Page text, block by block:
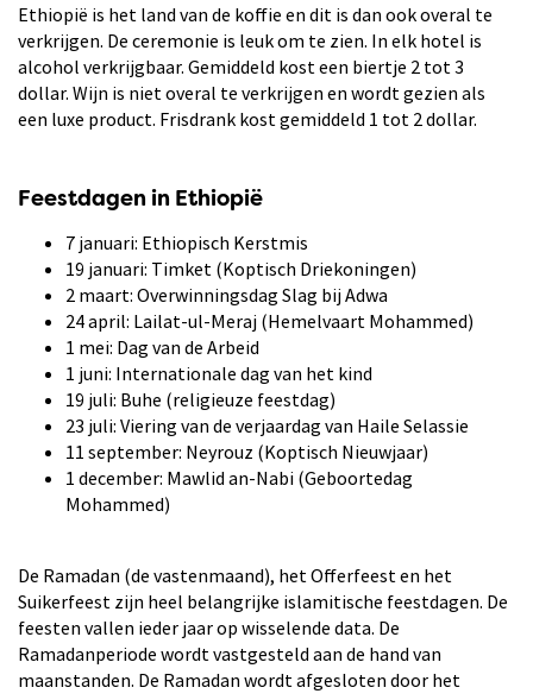
Ethiopië is het land van de koffie en dit is dan ook overal te
verkrijgen. De ceremonie is leuk om te zien. In elk hotel is
alcohol verkrijgbaar. Gemiddeld kost een biertje 2 tot 3
dollar. Wijn is niet overal te verkrijgen en wordt gezien als
een luxe product. Frisdrank kost gemiddeld 1 tot 2 dollar.
Feestdagen in Ethiopië
7 januari: Ethiopisch Kerstmis
19 januari: Timket (Koptisch Driekoningen)
2 maart: Overwinningsdag Slag bij Adwa
24 april: Lailat-ul-Meraj (Hemelvaart Mohammed)
1 mei: Dag van de Arbeid
1 juni: Internationale dag van het kind
19 juli: Buhe (religieuze feestdag)
23 juli: Viering van de verjaardag van Haile Selassie
11 september: Neyrouz (Koptisch Nieuwjaar)
1 december: Mawlid an-Nabi (Geboortedag
Mohammed)
De Ramadan (de vastenmaand), het Offerfeest en het
Suikerfeest zijn heel belangrijke islamitische feestdagen. De
feesten vallen ieder jaar op wisselende data. De
Ramadanperiode wordt vastgesteld aan de hand van
maanstanden. De Ramadan wordt afgesloten door het